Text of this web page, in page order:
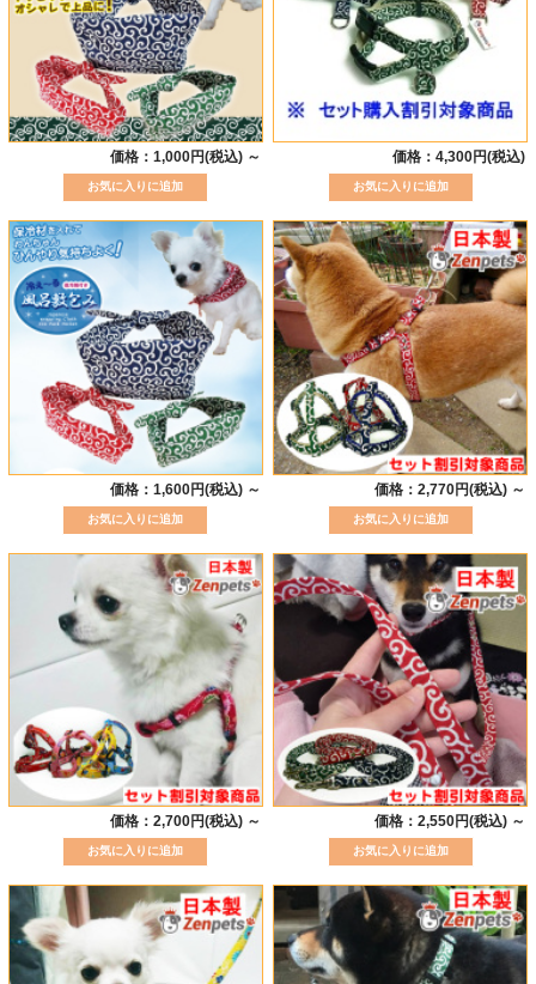
価格：1,000円(税込) ～ 価格：4,300円(税込)
価格：1,600円(税込) ～ 価格：2,770円(税込) ～
価格：2,700円(税込) ～ 価格：2,550円(税込) ～